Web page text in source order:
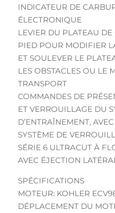
INDICATEUR DE
ÉLECTRONIQUE
LEVIER DU PLATEAU
PIED POUR MODIFIER
ET SOULEVER LE
LES OBSTACLES OU LE
TRANSPORT
COMMANDES DE
ET VERROUILLAGE DU
D’ENTRAÎNEMENT,
SYSTÈME DE
SÉRIE 6 ULTRACUT À
AVEC ÉJECTION
SPÉCIFICATIONS
MOTEUR: KOHLER
DÉPLACEMENT DU